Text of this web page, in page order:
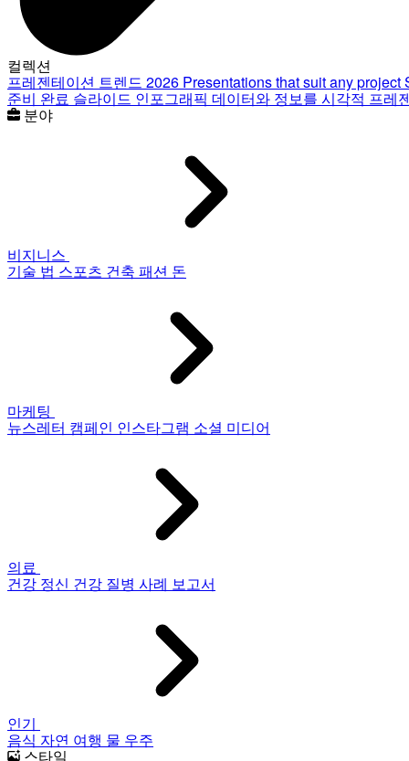
컬렉션
프레젠테이션 트렌드 2026 Presentations that suit any project
준비 완료 슬라이드 인포그래픽 데이터와 정보를 시각적 프레
분야
비지니스
기술 법 스포츠 건축 패션 돈
마케팅
뉴스레터 캠페인 인스타그램 소셜 미디어
의료
건강 정신 건강 질병 사례 보고서
인기
음식 자연 여행 물 우주
스타일